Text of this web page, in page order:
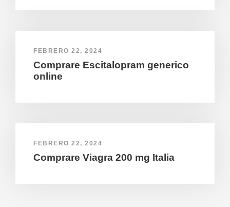
FEBRERO 22, 2024
Comprare Escitalopram generico
online
FEBRERO 22, 2024
Comprare Viagra 200 mg Italia